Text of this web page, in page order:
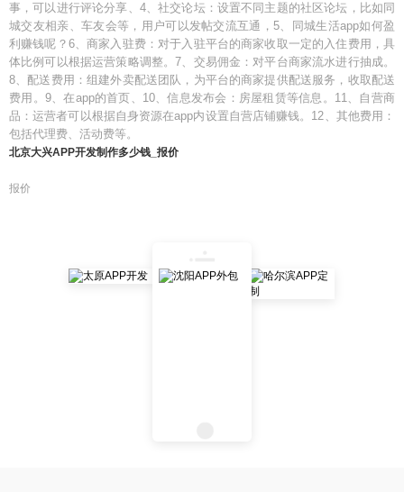
事，可以进行评论分享、4、社交论坛：设置不同主题的社区论坛，比如同
城交友相亲、车友会等，用户可以发帖交流互通，5、同城生活app如何盈
利赚钱呢？6、商家入驻费：对于入驻平台的商家收取一定的入住费用，具
体比例可以根据运营策略调整。7、交易佣金：对平台商家流水进行抽成。
8、配送费用：组建外卖配送团队，为平台的商家提供配送服务，收取配送
费用。9、在app的首页、10、信息发布会：房屋租赁等信息。11、自营商
品：运营者可以根据自身资源在app内设置自营店铺赚钱。12、其他费用：
包括代理费、活动费等。
北京大兴APP开发制作多少钱_报价
报价